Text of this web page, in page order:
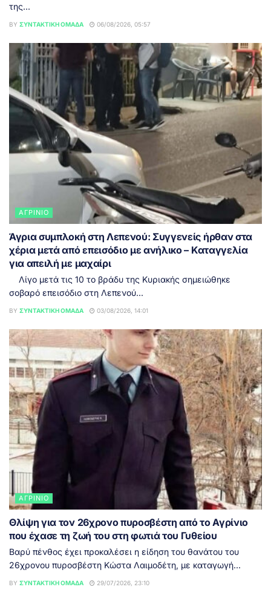
της...
BY ΣΥΝΤΑΚΤΙΚΉ ΟΜΆΔΑ 06/08/2026, 05:57
ΑΓΡΊΝΙΟ
Άγρια συμπλοκή στη Λεπενού: Συγγενείς ήρθαν στα
χέρια μετά από επεισόδιο με ανήλικο – Καταγγελία
για απειλή με μαχαίρι
Λίγο μετά τις 10 το βράδυ της Κυριακής σημειώθηκε
σοβαρό επεισόδιο στη Λεπενού...
BY ΣΥΝΤΑΚΤΙΚΉ ΟΜΆΔΑ 03/08/2026, 14:01
ΑΓΡΊΝΙΟ
Θλίψη για τον 26χρονο πυροσβέστη από το Αγρίνιο
που έχασε τη ζωή του στη φωτιά του Γυθείου
Βαρύ πένθος έχει προκαλέσει η είδηση του θανάτου του
26χρονου πυροσβέστη Κώστα Λαιμοδέτη, με καταγωγή...
BY ΣΥΝΤΑΚΤΙΚΉ ΟΜΆΔΑ 29/07/2026, 23:10